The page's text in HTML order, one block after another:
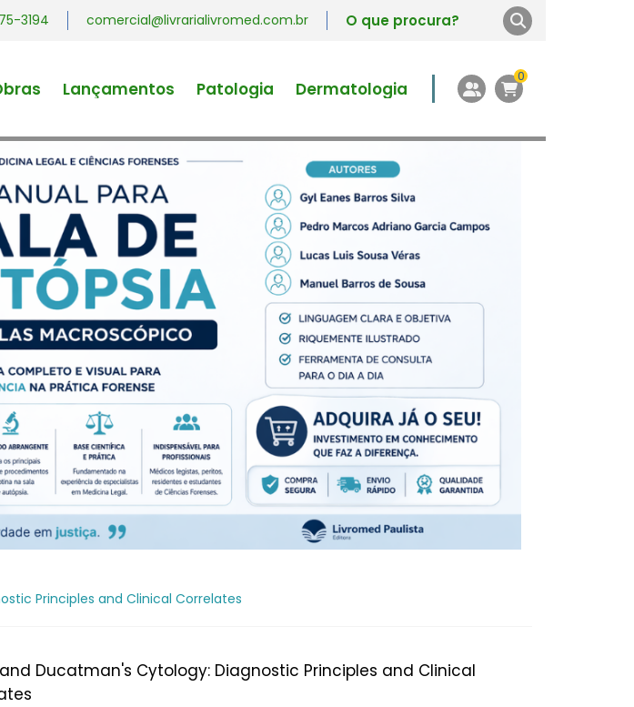
3194 comercial@livrarialivromed.com.br
Lançamentos Patologia Dermatologia
0
Principles and Clinical Correlates
Ducatman's Cytology: Diagnostic Principles and Clinical